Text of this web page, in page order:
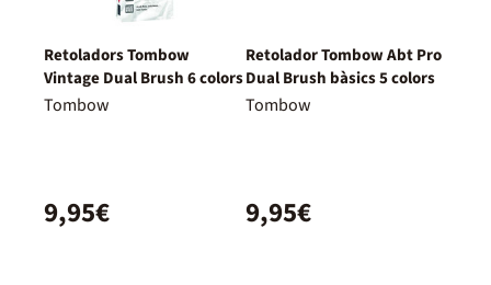
Retoladors Tombow
Vintage Dual Brush 6 colors
Tombow
9,95€
Retolador Tombow Abt Pro
Dual Brush bàsics 5 colors
Tombow
9,95€